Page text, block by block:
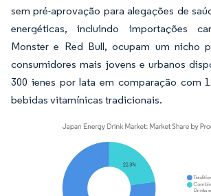
sem pré-aprovação para alegações de
energéticas, incluindo importações
Monster e Red Bull, ocupam um nicho
consumidores mais jovens e urbanos
300 ienes por lata em comparação com
bebidas vitamínicas tradicionais.